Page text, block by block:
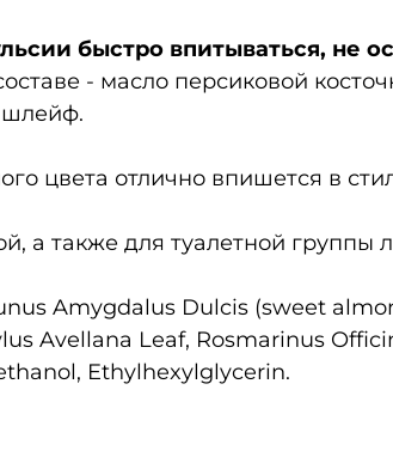
быстро впитываться, не
- масло персиковой
цвета отлично впишется в
а также для туалетной группы
Amygdalus Dulcis (sweet
Avellana Leaf, Rosmarinus
Ethylhexylglycerin.